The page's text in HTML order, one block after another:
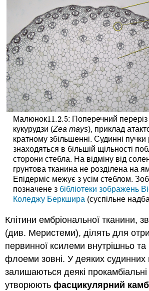
Малюнок11.2.5
11.2.5: Поперечний переріз
кукурудзи (Zea mays), приклад
кратному збільшенні. Судинні пучки
знаходяться в більшій щільності
сторони стебла. На відміну від
грунтова тканина не розділена на
Епідерміс межує з усім стеблом.
позначене з бібліотеки зображень
Коледжу Беркшира(суспільне
Клітини ембріональної тканини,
(див. Меристеми), ділять для
первинної ксилеми внутрішньо та
флоеми зовні. У деяких судинних
залишаються деякі прокамбіальні
утворюютьфасцикулярний